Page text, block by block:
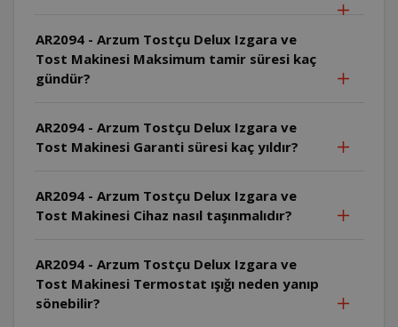
AR2094 - Arzum Tostçu Delux Izgara ve
Tost Makinesi Maksimum tamir süresi kaç
gündür?
AR2094 - Arzum Tostçu Delux Izgara ve
Tost Makinesi Garanti süresi kaç yıldır?
AR2094 - Arzum Tostçu Delux Izgara ve
Tost Makinesi Cihaz nasıl taşınmalıdır?
AR2094 - Arzum Tostçu Delux Izgara ve
Tost Makinesi Termostat ışığı neden yanıp
sönebilir?